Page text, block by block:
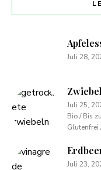
Juli 28,
Juli 25,
Bio / Bis
Glutenfrei
Juli 23,